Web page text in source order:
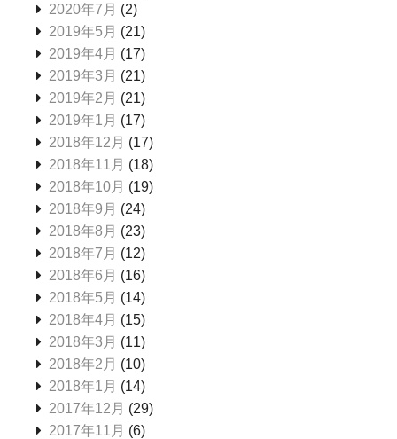
2020年7月 (2)
2019年5月 (21)
2019年4月 (17)
2019年3月 (21)
2019年2月 (21)
2019年1月 (17)
2018年12月 (17)
2018年11月 (18)
2018年10月 (19)
2018年9月 (24)
2018年8月 (23)
2018年7月 (12)
2018年6月 (16)
2018年5月 (14)
2018年4月 (15)
2018年3月 (11)
2018年2月 (10)
2018年1月 (14)
2017年12月 (29)
2017年11月 (6)